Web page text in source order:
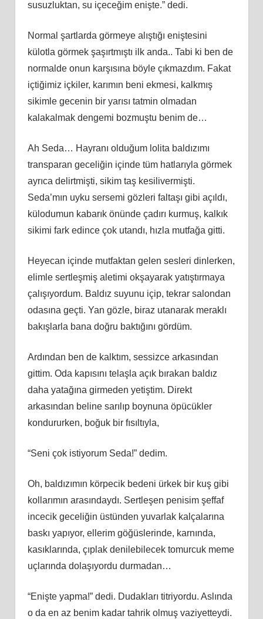
susuzluktan, su içeceğim enişte.” dedi.
Normal şartlarda görmeye alıştığı eniştesini
külotla görmek şaşırtmıştı ilk anda.. Tabi ki ben de
normalde onun karşısına böyle çıkmazdım. Fakat
içtiğimiz içkiler, karımın beni ekmesi, kalkmış
sikimle gecenin bir yarısı tatmin olmadan
kalakalmak dengemi bozmuştu benim de…
Ah Seda… Hayranı olduğum lolita baldızımı
transparan geceliğin içinde tüm hatlarıyla görmek
ayrıca delirtmişti, sikim taş kesilivermişti.
Seda’mın uyku sersemi gözleri faltaşı gibi açıldı,
külodumun kabarık önünde çadırı kurmuş, kalkık
sikimi fark edince çok utandı, hızla mutfağa gitti.
Heyecan içinde mutfaktan gelen sesleri dinlerken,
elimle sertleşmiş aletimi okşayarak yatıştırmaya
çalışıyordum. Baldız suyunu içip, tekrar salondan
odasına geçti. Yan gözle, biraz utanarak meraklı
bakışlarla bana doğru baktığını gördüm.
Ardından ben de kalktım, sessizce arkasından
gittim. Oda kapısını telaşla açık bırakan baldız
daha yatağına girmeden yetiştim. Direkt
arkasından beline sarılıp boynuna öpücükler
kondururken, boğuk bir fısıltıyla,
“Seni çok istiyorum Seda!” dedim.
Oh, baldızımın körpecik bedeni ürkek bir kuş gibi
kollarımın arasındaydı. Sertleşen penisim şeffaf
incecik geceliğin üstünden yuvarlak kalçalarına
baskı yapıyor, ellerim göğüslerinde, karnında,
kasıklarında, çıplak denilebilecek tomurcuk meme
uçlarında dolaşıyordu durmadan…
“Enişte yapma!” dedi. Dudakları titriyordu. Aslında
o da en az benim kadar tahrik olmuş vaziyetteydi.